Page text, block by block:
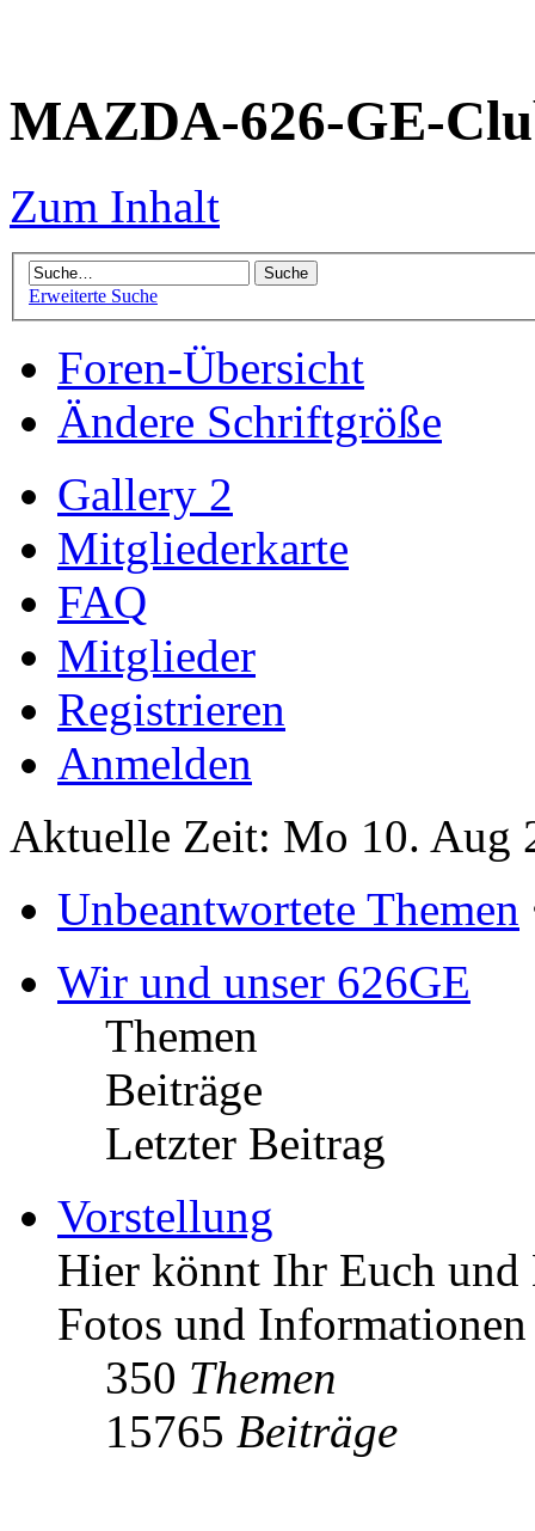
MAZDA-626-GE-
Zum Inhalt
Erweiterte Suche
Foren-Übersicht
Ändere Schriftgröße
Gallery 2
Mitgliederkarte
FAQ
Mitglieder
Registrieren
Anmelden
Aktuelle Zeit: Mo 10. Aug
Unbeantwortete Themen
Wir und unser 626GE
Themen
Beiträge
Letzter Beitrag
Vorstellung
Hier könnt Ihr Euch
Fotos und Informationen
350 Themen
15765 Beiträge